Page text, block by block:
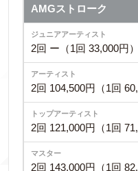
AMGストローク
2回 ー（1回 33,000円）
2回 104,500円（1回
2回 121,000円（1回
2回 143,000円（1回